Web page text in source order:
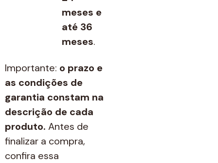
meses e
até 36
meses.
Importante: o prazo e
as condições de
garantia constam na
descrição de cada
produto. Antes de
finalizar a compra,
confira essa